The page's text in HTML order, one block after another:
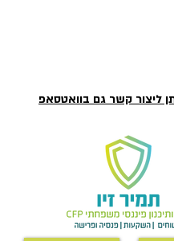
ליצור קשר גם בוואטסאפ